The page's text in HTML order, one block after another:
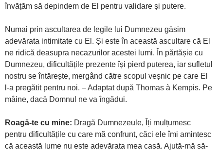
învățăm să depindem de El pentru validare și putere.
Numai prin ascultarea de legile lui Dumnezeu găsim
adevărata intimitate cu El. Și este în această ascultare că El
ne ridică deasupra necazurilor acestei lumi. În părtășie cu
Dumnezeu, dificultățile prezente își pierd puterea, iar sufletul
nostru se întărește, mergând către scopul veșnic pe care El
l-a pregătit pentru noi. – Adaptat după Thomas à Kempis. Pe
mâine, dacă Domnul ne va îngădui.
Roagă-te cu mine: Dragă Dumnezeule, Îți mulțumesc
pentru dificultățile cu care mă confrunt, căci ele îmi amintesc
că această lume nu este adevărata mea casă. Ajută-mă să-